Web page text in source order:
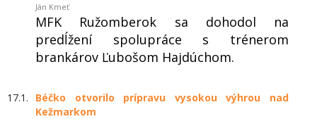
Ján Kmeť
MFK Ružomberok sa dohodol na
predĺžení spolupráce s trénerom
brankárov Ľubošom Hajdúchom.
17.1.
Béčko otvorilo prípravu vysokou výhrou nad
Kežmarkom